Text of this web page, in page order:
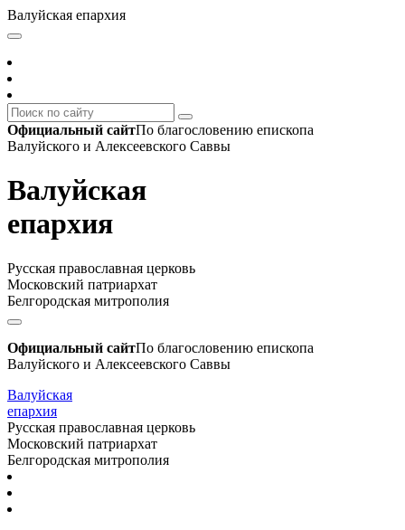
Валуйская епархия
Официальный сайтПо благословению епископа
Валуйского и Алексеевского Саввы
Валуйская
епархия
Русская православная церковь
Московский патриархат
Белгородская митрополия
Официальный сайтПо благословению епископа
Валуйского и Алексеевского Саввы
Валуйская
епархия
Русская православная церковь
Московский патриархат
Белгородская митрополия